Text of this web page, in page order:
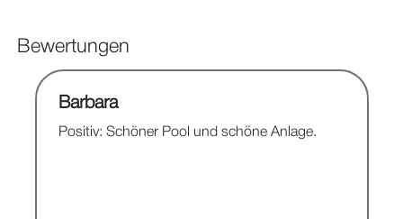
Bewertungen
Barbara
Positiv: Schöner Pool und schöne Anlage.